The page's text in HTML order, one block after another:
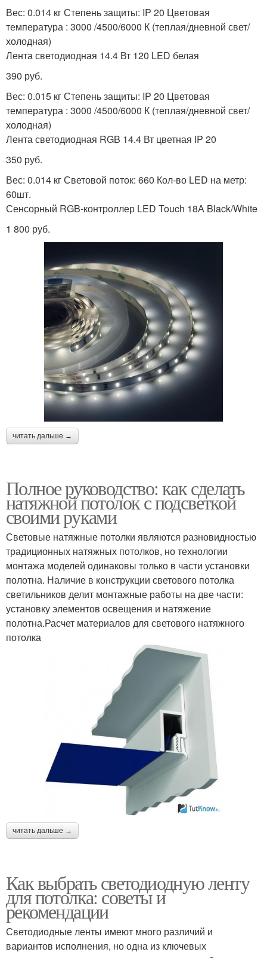
Вес: 0.014 кг Степень защиты: IP 20 Цветовая
температура : 3000 /4500/6000 К (теплая/дневной свет/
холодная)
Лента светодиодная 14.4 Вт 120 LED белая
390 руб.
Вес: 0.015 кг Степень защиты: IP 20 Цветовая
температура : 3000 /4500/6000 К (теплая/дневной свет/
холодная)
Лента светодиодная RGB 14.4 Вт цветная IP 20
350 руб.
Вес: 0.014 кг Световой поток: 660 Кол-во LED на метр:
60шт.
Сенсорный RGB-контроллер LED Touch 18А Black/White
1 800 руб.
читать дальше →
Полное руководство: как сделать
натяжной потолок с подсветкой
своими руками
Световые натяжные потолки являются разновидностью
традиционных натяжных потолков, но технологии
монтажа моделей одинаковы только в части установки
полотна. Наличие в конструкции светового потолка
светильников делит монтажные работы на две части:
установку элементов освещения и натяжение
полотна.Расчет материалов для светового натяжного
потолка
читать дальше →
Как выбрать светодиодную ленту
для потолка: советы и
рекомендации
Светодиодные ленты имеют много различий и
вариантов исполнения, но одна из ключевых